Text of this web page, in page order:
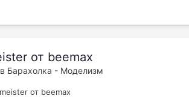
от beemax
Барахолка - Моделизм
от beemax